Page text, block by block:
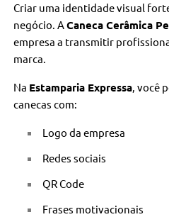
Criar uma identidade visual
negócio. ACaneca Cerâmica
empresa a transmitir
marca.
Na Estamparia Expressa, você
canecas com:
Logo da empresa
Redes sociais
QR Code
Frases motivacionais